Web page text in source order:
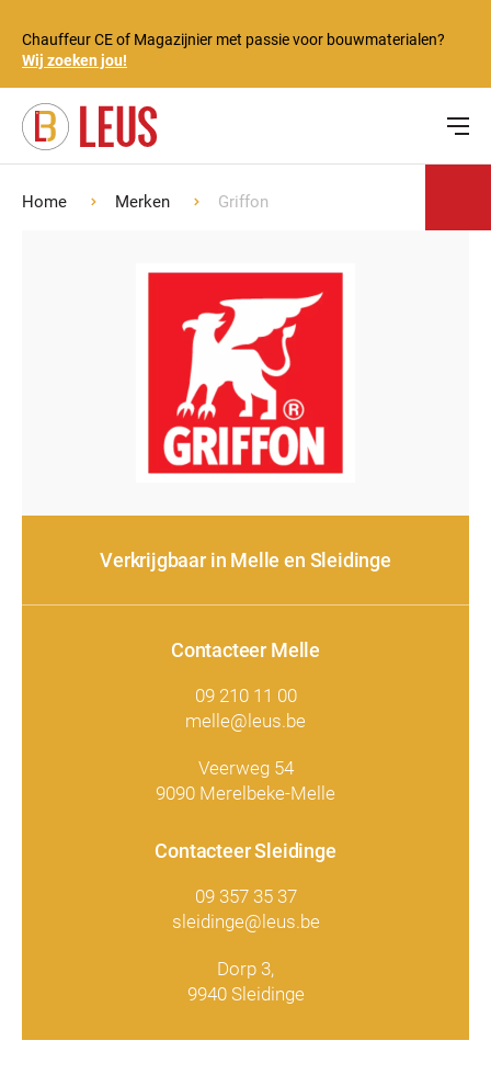
Chauffeur CE of Magazijnier met passie voor bouwmaterialen?
Wij zoeken jou!
Home Merken Griffon
Verkrijgbaar in Melle en Sleidinge
Contacteer Melle
09 210 11 00
melle@leus.be
Veerweg 54
9090 Merelbeke-Melle
Contacteer Sleidinge
09 357 35 37
sleidinge@leus.be
Dorp 3,
9940 Sleidinge